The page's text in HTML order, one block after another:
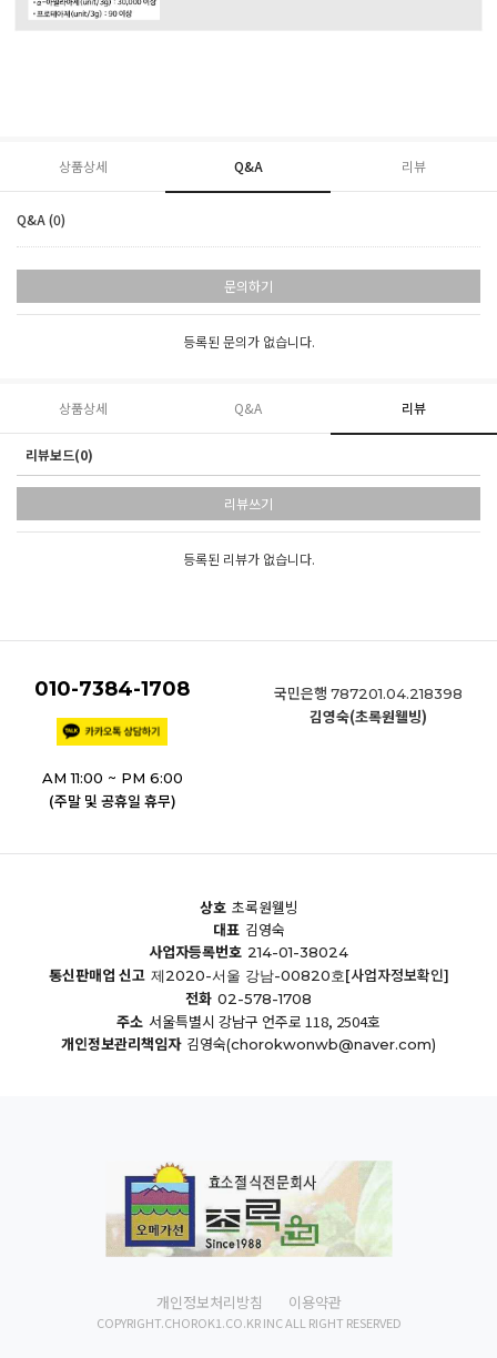
상품상세 Q&A 리뷰
Q&A (0)
문의하기
등록된 문의가 없습니다.
상품상세 Q&A 리뷰
리뷰보드(0)
리뷰쓰기
등록된 리뷰가 없습니다.
010-7384-1708
AM 11:00 ~ PM 6:00
(주말 및 공휴일 휴무)
국민은행 787201.04.218398
김영숙(초록원웰빙)
상호 초록원웰빙
대표 김영숙
사업자등록번호 214-01-38024
통신판매업 신고 제2020-서울 강남-00820호[사업자정보확인]
전화 02-578-1708
주소 서울특별시 강남구 언주로 118, 2504호
개인정보관리책임자 김영숙(chorokwonwb@naver.com)
개인정보처리방침 이용약관
COPYRIGHT.CHOROK1.CO.KR INC ALL RIGHT RESERVED